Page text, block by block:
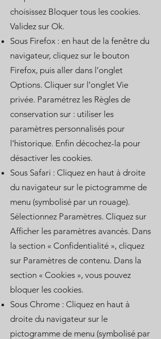
choisissez Bloquer tous les cookies.
Validez sur Ok.
Sous Firefox : en haut de la fenêtre du
navigateur, cliquez sur le bouton
Firefox, puis aller dans l’onglet
Options. Cliquer sur l’onglet Vie
privée. Paramétrez les Règles de
conservation sur : utiliser les
paramètres personnalisés pour
l’historique. Enfin décochez-la pour
désactiver les cookies.
Sous Safari : Cliquez en haut à droite
du navigateur sur le pictogramme de
menu (symbolisé par un rouage).
Sélectionnez Paramètres. Cliquez sur
Afficher les paramètres avancés. Dans
la section « Confidentialité », cliquez
sur Paramètres de contenu. Dans la
section « Cookies », vous pouvez
bloquer les cookies.
Sous Chrome : Cliquez en haut à
droite du navigateur sur le
pictogramme de menu (symbolisé par